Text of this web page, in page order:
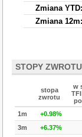
Zmiana YTD:
Zmiana 12m:
STOPY ZWROTU
stopa
zwrotu
w
1m
+0.98%
3m
+6.37%